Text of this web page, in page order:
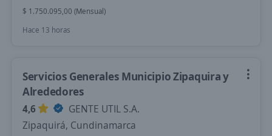
$ 1.750.095,00 (Mensual)
Hace 13 horas
Servicios Generales Municipio Zipaquira y
Alrededores
4,6
GENTE UTIL S.A.
Zipaquirá, Cundinamarca